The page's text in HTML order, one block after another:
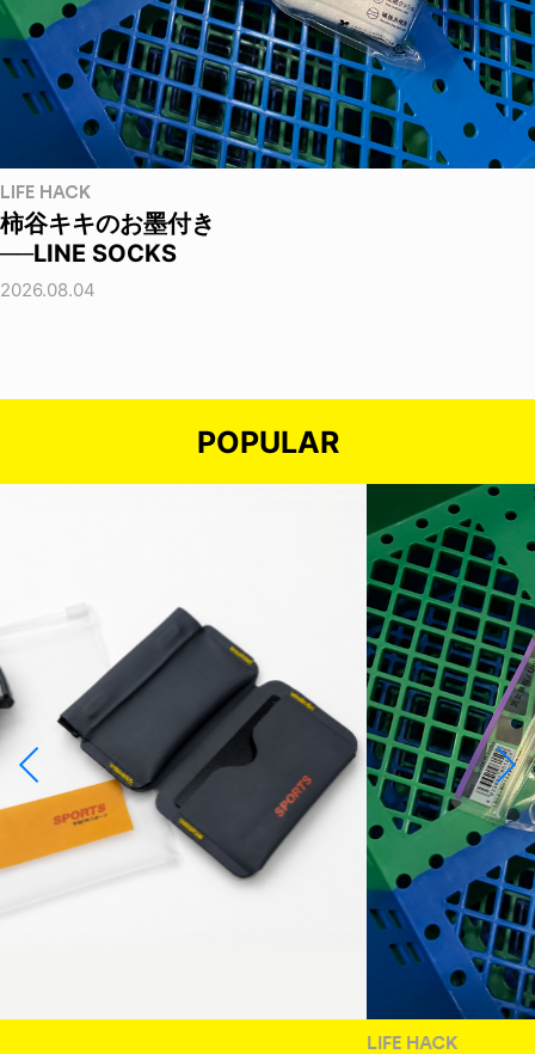
LIFE HACK
柿谷キキのお墨付き
──LINE SOCKS
2026.08.04
POPULAR